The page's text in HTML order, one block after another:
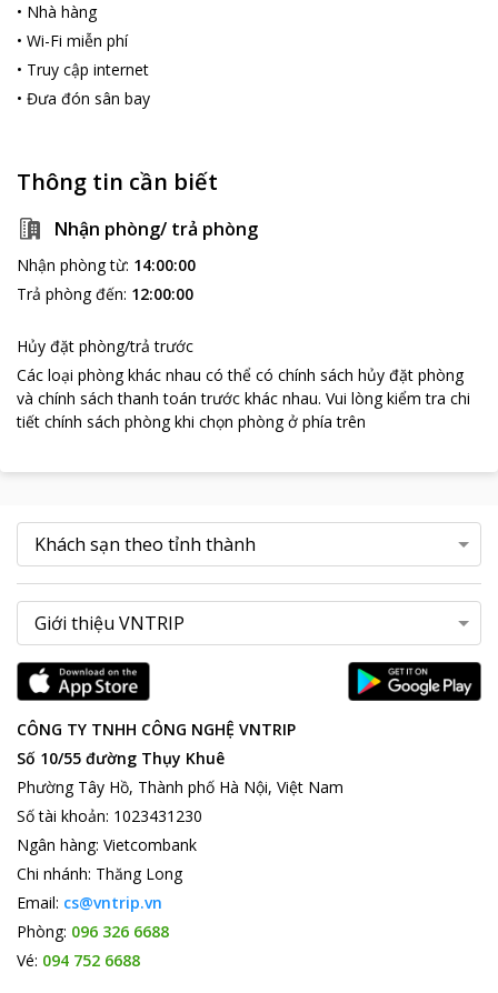
• Nhà hàng
• Wi-Fi miễn phí
• Truy cập internet
• Đưa đón sân bay
Thông tin cần biết
Nhận phòng/ trả phòng
Nhận phòng từ: 14:00:00
Trả phòng đến: 12:00:00
Hủy đặt phòng/trả trước
Các loại phòng khác nhau có thể có chính sách hủy đặt phòng
và chính sách thanh toán trước khác nhau. Vui lòng kiểm tra chi
tiết chính sách phòng khi chọn phòng ở phía trên
CÔNG TY TNHH CÔNG NGHỆ VNTRIP
Số 10/55 đường Thụy Khuê
Phường Tây Hồ, Thành phố Hà Nội, Việt Nam
Số tài khoản: 1023431230
Ngân hàng: Vietcombank
Chi nhánh: Thăng Long
Email: cs@vntrip.vn
Phòng: 096 326 6688
Vé: 094 752 6688